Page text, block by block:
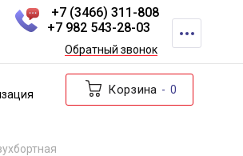
+7 (3466) 311-808
+7 982 543-28-03
Обратный звонок
Корзина 0